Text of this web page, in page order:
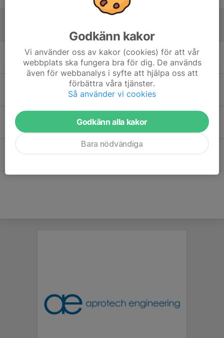
12 dec 2024
EB Cup Tunahallen 1/12
25 nov 2024
22 nov 2024
EB Cup Tunahallen 1/12
Ingen träning under höstlovet
Godkänn kakor
Vi använder oss av kakor (cookies) för att vår
webbplats ska fungera bra för dig. De används
även för webbanalys i syfte att hjälpa oss att
förbättra våra tjänster.
Så använder vi cookies
Godkänn alla kakor
Bara nödvändiga